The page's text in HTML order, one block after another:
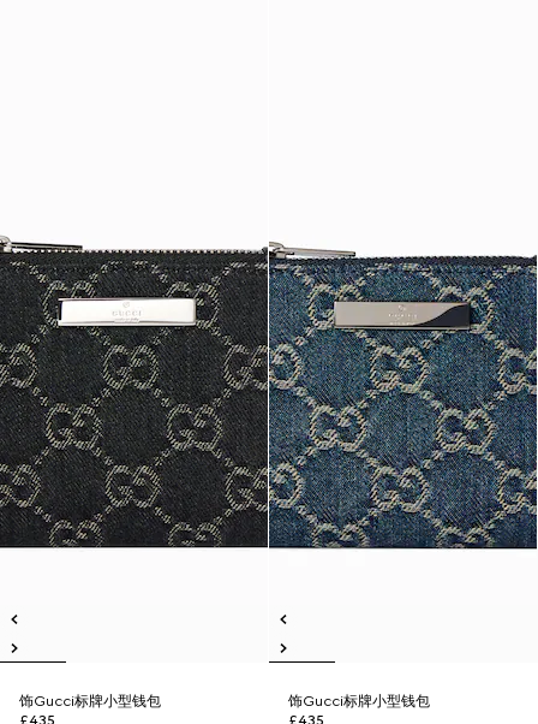
饰Gucci标牌小型钱包
£435
饰Gucci标牌小型钱包
£435